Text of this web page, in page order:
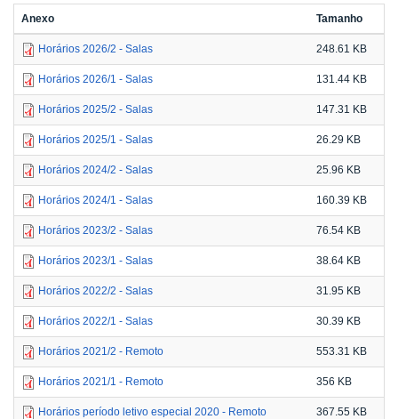
Anexo Tamanho
Horários 2026/2 - Salas 248.61 KB
Horários 2026/1 - Salas 131.44 KB
Horários 2025/2 - Salas 147.31 KB
Horários 2025/1 - Salas 26.29 KB
Horários 2024/2 - Salas 25.96 KB
Horários 2024/1 - Salas 160.39 KB
Horários 2023/2 - Salas 76.54 KB
Horários 2023/1 - Salas 38.64 KB
Horários 2022/2 - Salas 31.95 KB
Horários 2022/1 - Salas 30.39 KB
Horários 2021/2 - Remoto 553.31 KB
Horários 2021/1 - Remoto 356 KB
Horários período letivo especial 2020 - Remoto 367.55 KB